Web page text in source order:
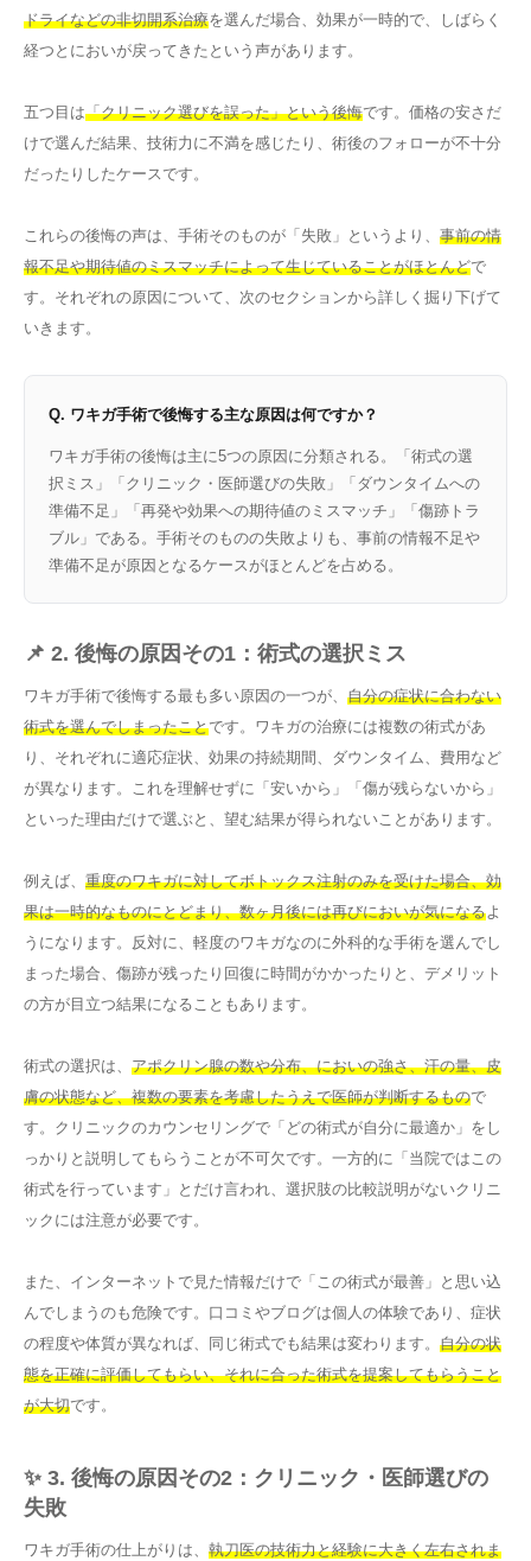
ドライなどの非切開系治療を選んだ場合、効果が一時的で、しばらく
経つとにおいが戻ってきたという声があります。
五つ目は「クリニック選びを誤った」という後悔です。価格の安さだ
けで選んだ結果、技術力に不満を感じたり、術後のフォローが不十分
だったりしたケースです。
これらの後悔の声は、手術そのものが「失敗」というより、 事前の情
報不足や期待値のミスマッチによって生じていることがほとんどで
す。それぞれの原因について、次のセクションから詳しく掘り下げて
いきます。
Q. ワキガ手術で後悔する主な原因は何ですか？
ワキガ手術の後悔は主に5つの原因に分類される。「術式の選
択ミス」「クリニック・医師選びの失敗」「ダウンタイムへの
準備不足」「再発や効果への期待値のミスマッチ」「傷跡トラ
ブル」である。手術そのものの失敗よりも、事前の情報不足や
準備不足が原因となるケースがほとんどを占める。
📌 2. 後悔の原因その1：術式の選択ミス
ワキガ手術で後悔する最も多い原因の一つが、 自分の症状に合わない
術式を選んでしまったことです。ワキガの治療には複数の術式があ
り、それぞれに適応症状、効果の持続期間、ダウンタイム、費用など
が異なります。これを理解せずに「安いから」「傷が残らないから」
といった理由だけで選ぶと、望む結果が得られないことがあります。
例えば、 重度のワキガに対してボトックス注射のみを受けた場合、効
果は一時的なものにとどまり、数ヶ月後には再びにおいが気になるよ
うになります。反対に、軽度のワキガなのに外科的な手術を選んでし
まった場合、傷跡が残ったり回復に時間がかかったりと、デメリット
の方が目立つ結果になることもあります。
術式の選択は、 アポクリン腺の数や分布、においの強さ、汗の量、皮
膚の状態など、複数の要素を考慮したうえで医師が判断するもので
す。クリニックのカウンセリングで「どの術式が自分に最適か」をし
っかりと説明してもらうことが不可欠です。一方的に「当院ではこの
術式を行っています」とだけ言われ、選択肢の比較説明がないクリニ
ックには注意が必要です。
また、インターネットで見た情報だけで「この術式が最善」と思い込
んでしまうのも危険です。口コミやブログは個人の体験であり、症状
の程度や体質が異なれば、同じ術式でも結果は変わります。 自分の状
態を正確に評価してもらい、それに合った術式を提案してもらうこと
が大切です。
✨ 3. 後悔の原因その2：クリニック・医師選びの
失敗
ワキガ手術の仕上がりは、 執刀医の技術力と経験に大きく左右されま